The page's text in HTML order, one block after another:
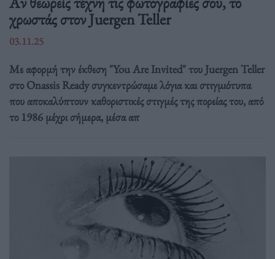
χρωστάς στον Juergen Teller
03.11.25
Με αφορμή την έκθεση "You Are Invited" του Juergen Teller
στο Onassis Ready συγκεντρώσαμε λόγια και στιγμιότυπα
που αποκαλύπτουν καθοριστικές στιγμές της πορείας του, από
το 1986 μέχρι σήμερα, μέσα απ